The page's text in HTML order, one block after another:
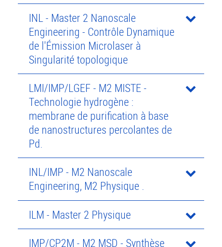
INL - Master 2 Nanoscale
Engineering - Contrôle Dynamique
de l'Émission Microlaser à
Singularité topologique
LMI/IMP/LGEF - M2 MISTE -
Technologie hydrogène :
membrane de purification à base
de nanostructures percolantes de
Pd.
INL/IMP - M2 Nanoscale
Engineering, M2 Physique .
ILM - Master 2 Physique
IMP/CP2M - M2 MSD - Synthèse